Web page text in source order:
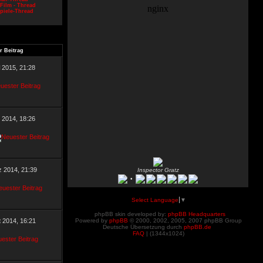
- Thread
Thread
Beitrag
2015, 21:28
2014, 18:26
2014, 21:39
16:21
Inspector Gratz
•
Select Language ▼
phpBB skin developed by: phpBB Headquarters
Powered by phpBB © 2000, 2002, 2005, 2007 phpBB Group
Deutsche Übersetzung durch phpBB.de
FAQ| (1344x1024)